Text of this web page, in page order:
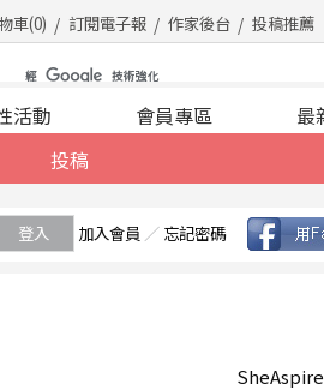
車(0) 訂閱電子報 作家後台 投稿推薦
投稿
活動 會員專區 最
登入 加入會員 ／ 忘記密碼
SheAspire